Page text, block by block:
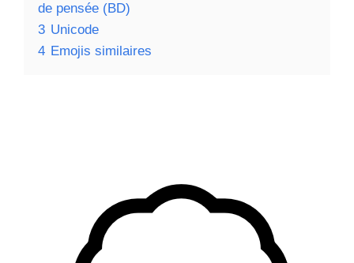
de pensée (BD)
3 Unicode
4 Emojis similaires